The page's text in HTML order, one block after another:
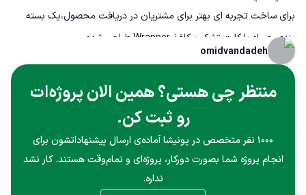
برای ساخت تجربه ای بهتر برای مشتریان در دریافت محصول،یک بسته
بندی همراه با کارت تشکر و کاغذ Wrapper طراحی شده
omidvandadeh
منتظر چی هستی؟ همین الان پروژه‌ات
رو ثبت کن.
۱۰۰۰ نفر متخصص در پونیشا آماده‌ی ارسال پیشنهاداتشون برای
انجام پروژه شما بصورت دورکار، پروژه‌ای و تمام‌وقت هستند. کار نشد
نداره.